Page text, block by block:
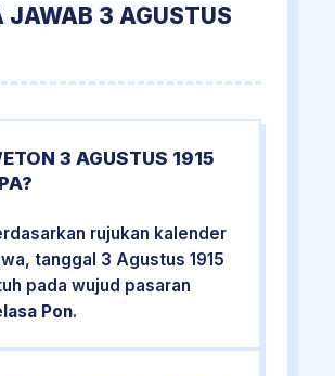
JAWAB 3 AGUSTUS
3 AGUSTUS 1915
rujukan kalender
tanggal 3 Agustus 1915
pada wujud pasaran
Pon.